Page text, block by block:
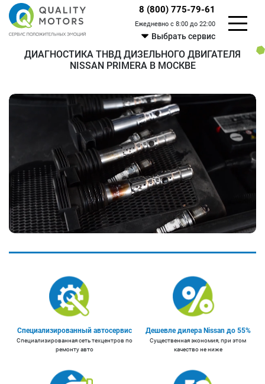
8 (800) 775-79-61
Ежедневно с 8:00 до 22:00
Выбрать сервис
ДИАГНОСТИКА ТНВД ДИЗЕЛЬНОГО ДВИГАТЕЛЯ
NISSAN PRIMERA В МОСКВЕ
Специализированный автосервис
Специализированная сеть техцентров по
ремонту авто
Дешевле дилера Nissan до 55%
Существенная экономия, при этом
качество не ниже